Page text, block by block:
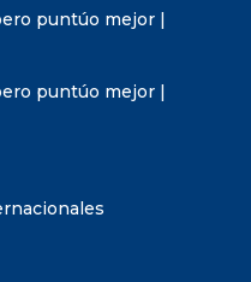
puntúo mejor |
puntúo mejor |